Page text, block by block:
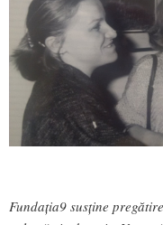
Fundația9 susține